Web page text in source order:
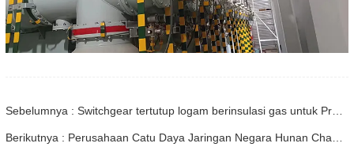
Sebelumnya : Switchgear tertutup logam berinsulasi gas untuk Proyek Transformasi dan Peningkatan Petrokimia PetroChina-Jilin
Berikutnya : Perusahaan Catu Daya Jaringan Negara Hunan Changde 220kV Tieshan Transformer 220kV602 Pemutus Sirkuit dan renovasi komprehensif peralatan utama lainnya